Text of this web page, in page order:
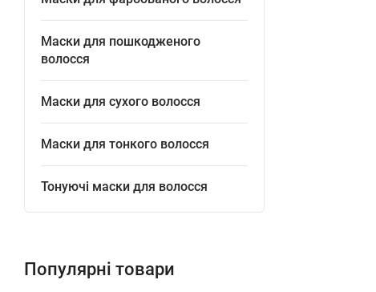
Маски для пошкодженого
волосся
Маски для сухого волосся
Маски для тонкого волосся
Тонуючі маски для волосся
Популярні товари